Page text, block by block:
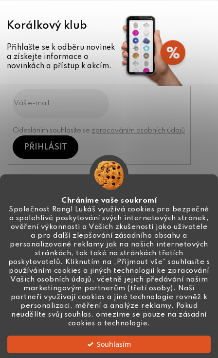
Chráníme vaše soukromí
Společnost Rangl Lukáš využívá cookies pro bezpečné
a spolehlivé poskytování svých internetových stránek,
ověření výkonnosti a Vašich zkušeností jako uživatele
a pro další zlepšování zásadního obsahu a
personalizované reklamy jak na našich internetových
stránkách, tak také na stránkách třetích
poskytovatelů. Kliknutím na „Přijmout vše“ souhlasíte s
používáním cookies a jiných technologií ke zpracování
Vašich osobních údajů, včetně jejich předávání našim
marketingovým partnerům (třetí osoby). Naši
partneři využívají cookies a jiné technologie rovněž k
personalizaci, měření a analýze reklamy. Pokud
neudělíte svůj souhlas, omezíme se pouze na zásadní
cookies a technologie.
Souhlasím
Korálkový klub
Přihlašte se k odběru novinek
a získejte informace o
novinkách a přístup k akcím.
Odesláním souhlasíte se zpracováním osobních údajů
PŘIHLÁSIT
info@ceske-koralky.cz
+420 774 444 191